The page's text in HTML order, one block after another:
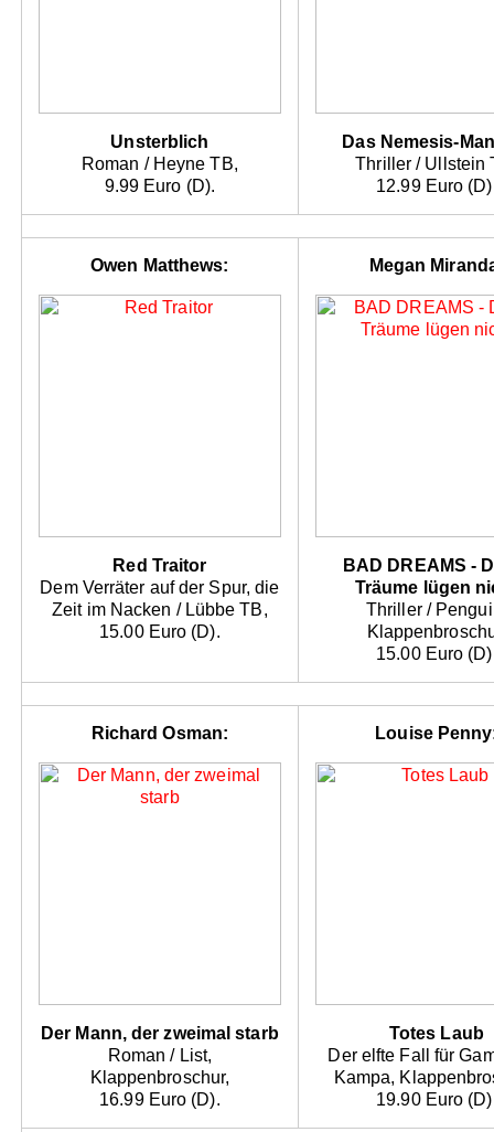
Unsterblich
Roman / Heyne TB,
9.99 Euro (D).
Das Nemesis-
Thriller / Ullstein
12.99 Euro
Owen Matthews:
Red Traitor
Dem Verräter auf der Spur, die
Zeit im Nacken / Lübbe TB,
15.00 Euro (D).
Megan
BAD DREAMS -
Träume lügen
Thriller /
15.00 Euro
Richard Osman:
Der Mann, der zweimal starb
Roman / List,
Klappenbroschur,
16.99 Euro (D).
Louise
Totes Laub
Der elfte Fall für
Kampa,
19.90 Euro